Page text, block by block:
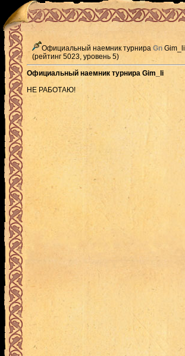
Официальный наемник турнира Gn Gim_li
(рейтинг 5023, уровень 5)
Официальный наемник турнира Gim_li
НЕ РАБОТАЮ!